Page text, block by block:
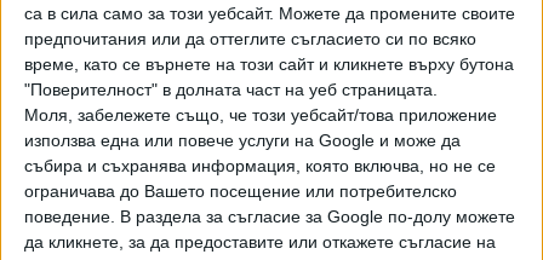
са в сила само за този уебсайт. Можете да промените своите
предпочитания или да оттеглите съгласието си по всяко
време, като се върнете на този сайт и кликнете върху бутона
"Поверителност" в долната част на уеб страницата.
Моля, забележете също, че този уебсайт/това приложение
използва една или повече услуги на Google и може да
събира и съхранява информация, която включва, но не се
ограничава до Вашето посещение или потребителско
поведение. В раздела за съгласие за Google по-долу можете
да кликнете, за да предоставите или откажете съгласие на
Последвайте ни и в
Ако искате да подкрепите независимата
и качествена журналистика в “Сега”,
можете да направите дарение през
Ключови думи: Никола Минчев,европейски избори 2024